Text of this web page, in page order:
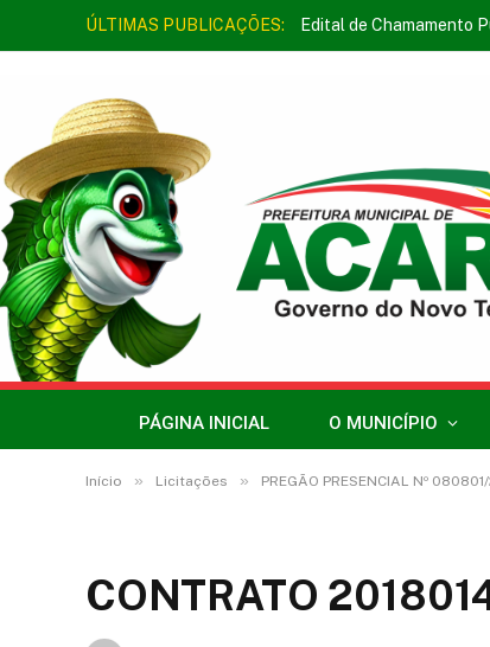
ÚLTIMAS PUBLICAÇÕES: Edital de Chamamento
PÁGINA INICIAL O MUNICÍPIO
Início » Licitações » PREGÃO PRESENCIAL Nº
CONTRATO